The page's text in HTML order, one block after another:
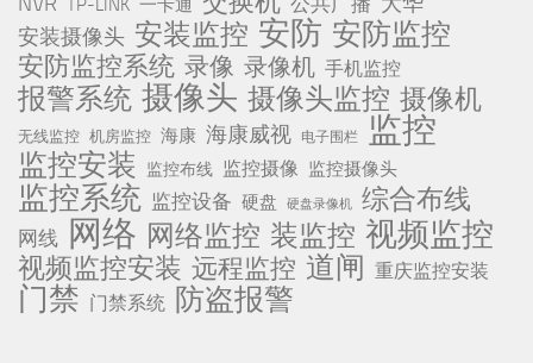
TP-LINK 一卡通
安装摄像头 安装监控 安防 安防监控
安防监控系统 录像 录像机 手机监控
报警系统 摄像头 摄像头监控 摄像机
无线监控 机房监控 海康 海康威视 电子围栏 监控
监控安装 监控布线 监控摄像 监控摄像头
监控系统 监控设备 硬盘 硬盘录像机 综合布线
网线 网络 网络监控 装监控 视频监控
视频监控安装 远程监控 道闸 重庆监控安装
门禁 门禁系统 防盗报警